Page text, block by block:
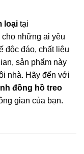
loại tại
những ai yêu
độc đáo, chất liệu
sản phẩm này
nhà. Hãy đến với
đồng hồ treo
gian của bạn.